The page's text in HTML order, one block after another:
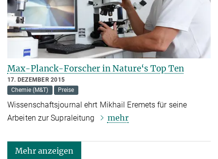
Max-Planck-Forscher in Nature‘s Top Ten
17. DEZEMBER 2015
Chemie (M&T)
Preise
Wissenschaftsjournal ehrt Mikhail Eremets für seine
Arbeiten zur Supraleitung
mehr
Mehr anzeigen